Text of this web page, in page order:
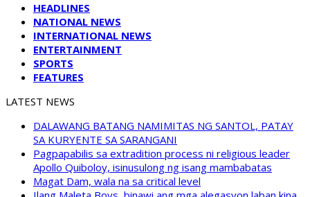
HEADLINES
NATIONAL NEWS
INTERNATIONAL NEWS
ENTERTAINMENT
SPORTS
FEATURES
LATEST NEWS
DALAWANG BATANG NAMIMITAS NG SANTOL, PATAY
SA KURYENTE SA SARANGANI
Pagpapabilis sa extradition process ni religious leader
Apollo Quiboloy, isinusulong ng isang mambabatas
Magat Dam, wala na sa critical level